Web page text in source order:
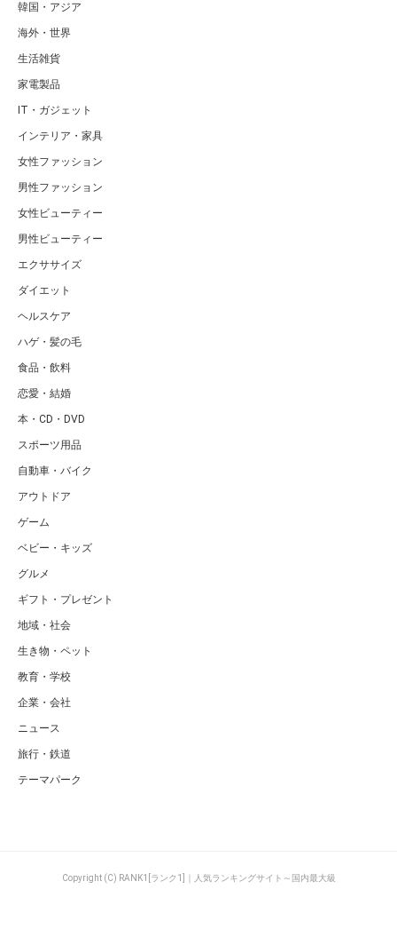
韓国・アジア
海外・世界
生活雑貨
家電製品
IT・ガジェット
インテリア・家具
女性ファッション
男性ファッション
女性ビューティー
男性ビューティー
エクササイズ
ダイエット
ヘルスケア
ハゲ・髪の毛
食品・飲料
恋愛・結婚
本・CD・DVD
スポーツ用品
自動車・バイク
アウトドア
ゲーム
ベビー・キッズ
グルメ
ギフト・プレゼント
地域・社会
生き物・ペット
教育・学校
企業・会社
ニュース
旅行・鉄道
テーマパーク
Copyright (C) RANK1[ランク1]｜人気ランキングサイト～国内最大級